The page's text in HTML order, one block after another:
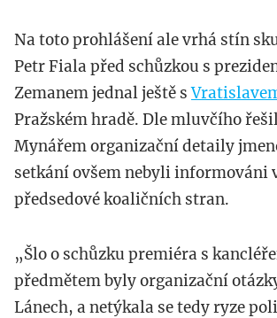
Na toto prohlášení ale vrhá stín
Petr Fiala před schůzkou s
Zemanem jednal ještě s
Pražském hradě. Dle mluvčího
Mynářem organizační detaily
setkání ovšem nebyli informováni
předsedové koaličních stran.
„Šlo o schůzku premiéra s
předmětem byly organizační
Lánech, a netýkala se tedy ryze